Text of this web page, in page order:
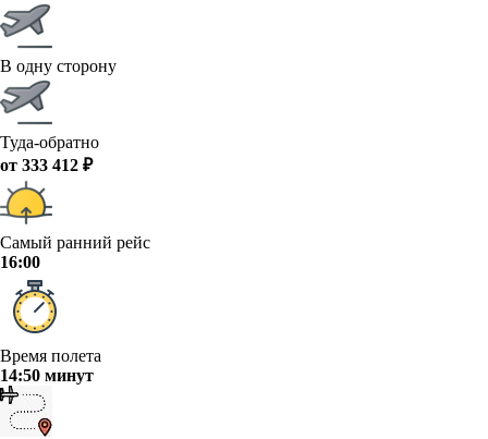
В одну сторону
Туда-обратно
от 333 412 ₽
Самый ранний рейс
16:00
Время полета
14:50 минут